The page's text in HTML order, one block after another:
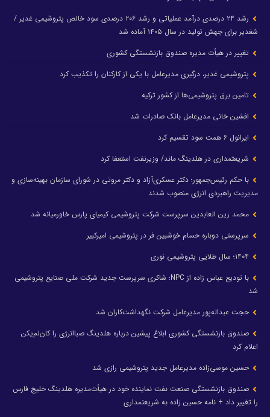
رشد ۲۴ درصدی درآمد عملیاتی و رشد ۲۰۶ درصدی سود خالص پتروشیمی غدیر /
شغدیر برای جهش تولید در سال ۱۴۰۵ آماده شد
تغییر در هیأت مدیره صندوق بازنشستگی کشوری
پتروشیمی غدیر، درگیری مدیرعامل با یکی از کارکنان را تکذیب کرد
تامین برق پتروشیمی‌ها از کشور ترکیه
افشین خانی مدیرعامل بانک صادرات شد
ایرانول ۶ همت سود تقسیم کرد
شریعتمداری در هلدینگ ماند/ وزیرنفت استعفا کرد
با حکم رئیس‌جمهور؛ دکتر عسکری‌آزاد و دکتر مروتی در شورای سازمان بهینه‌سازی و
مدیریت راهبردی انرژی منصوب شدند
محمد زین العابدین سرپرست شرکت پتروشیمی کیمیای پارس خاورمیانه شد
سرپرستی دوباره حسام خوشبین فر در پتروشیمی امیرکبیر
با تودیع عباس زاده از NPC؛ شاکری سرپرست جدید شرکت ملی صنایع پتروشیمی
شد
حجت عبداله‌پور مدیرعامل شرکت نگهداشت‌کاران شد
صندوق بازنشستگی کشوری ابلاغ پیشین درباره هلدینگ صباانرژی را کان‌لم‌یکن
اعلام کرد
حسین موسی‌زاده مدیرعامل جدید پتروشیمی رازی شد
صندوق بازنشستگی صنعت نفت نماینده خود در هیأت‌مدیره هلدینگ خلیج فارس
را تغییر داد + نامه حسین زاده به شریعتمداری